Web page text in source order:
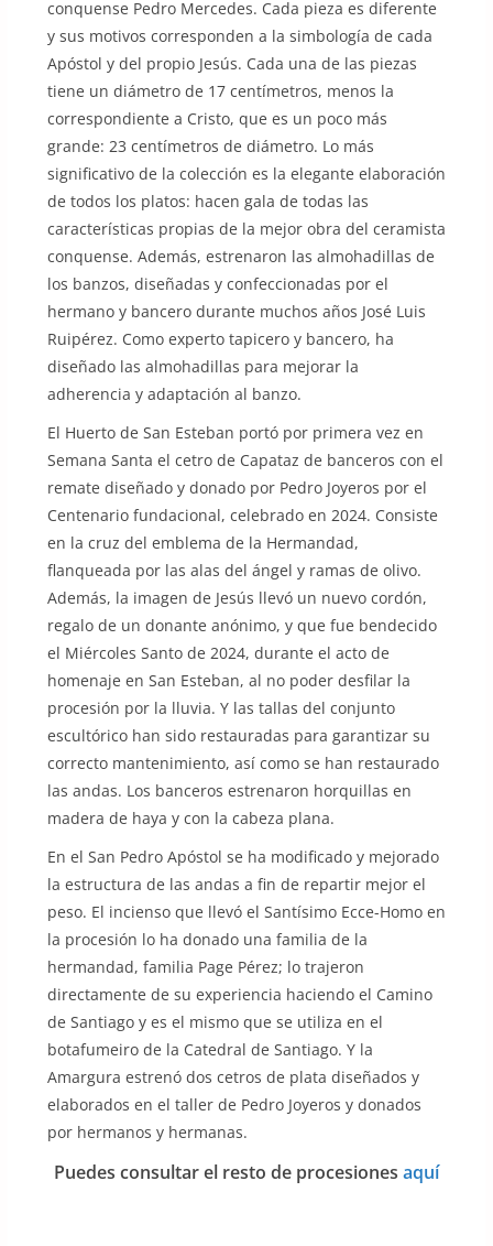
conquense Pedro Mercedes. Cada pieza es diferente
y sus motivos corresponden a la simbología de cada
Apóstol y del propio Jesús. Cada una de las piezas
tiene un diámetro de 17 centímetros, menos la
correspondiente a Cristo, que es un poco más
grande: 23 centímetros de diámetro. Lo más
significativo de la colección es la elegante elaboración
de todos los platos: hacen gala de todas las
características propias de la mejor obra del ceramista
conquense. Además, estrenaron las almohadillas de
los banzos, diseñadas y confeccionadas por el
hermano y bancero durante muchos años José Luis
Ruipérez. Como experto tapicero y bancero, ha
diseñado las almohadillas para mejorar la
adherencia y adaptación al banzo.
El Huerto de San Esteban portó por primera vez en
Semana Santa el cetro de Capataz de banceros con el
remate diseñado y donado por Pedro Joyeros por el
Centenario fundacional, celebrado en 2024. Consiste
en la cruz del emblema de la Hermandad,
flanqueada por las alas del ángel y ramas de olivo.
Además, la imagen de Jesús llevó un nuevo cordón,
regalo de un donante anónimo, y que fue bendecido
el Miércoles Santo de 2024, durante el acto de
homenaje en San Esteban, al no poder desfilar la
procesión por la lluvia. Y las tallas del conjunto
escultórico han sido restauradas para garantizar su
correcto mantenimiento, así como se han restaurado
las andas. Los banceros estrenaron horquillas en
madera de haya y con la cabeza plana.
En el San Pedro Apóstol se ha modificado y mejorado
la estructura de las andas a fin de repartir mejor el
peso. El incienso que llevó el Santísimo Ecce-Homo en
la procesión lo ha donado una familia de la
hermandad, familia Page Pérez; lo trajeron
directamente de su experiencia haciendo el Camino
de Santiago y es el mismo que se utiliza en el
botafumeiro de la Catedral de Santiago. Y la
Amargura estrenó dos cetros de plata diseñados y
elaborados en el taller de Pedro Joyeros y donados
por hermanos y hermanas.
Puedes consultar el resto de procesiones aquí